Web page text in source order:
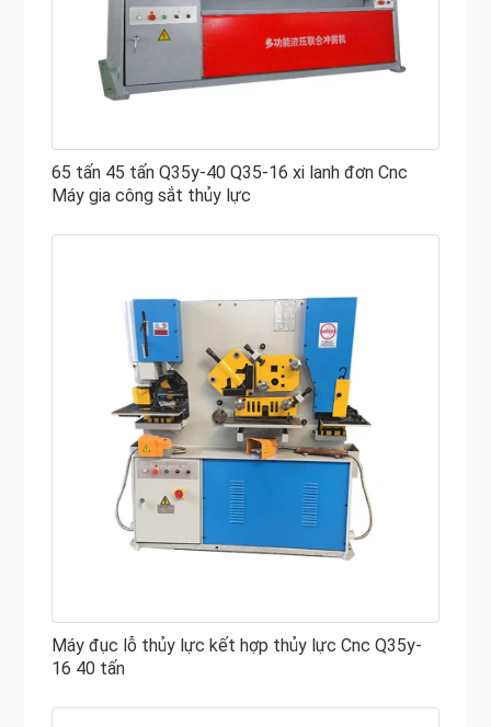
65 tấn 45 tấn Q35y-40 Q35-16 xi lanh đơn Cnc
Máy gia công sắt thủy lực
Máy đục lỗ thủy lực kết hợp thủy lực Cnc Q35y-
16 40 tấn